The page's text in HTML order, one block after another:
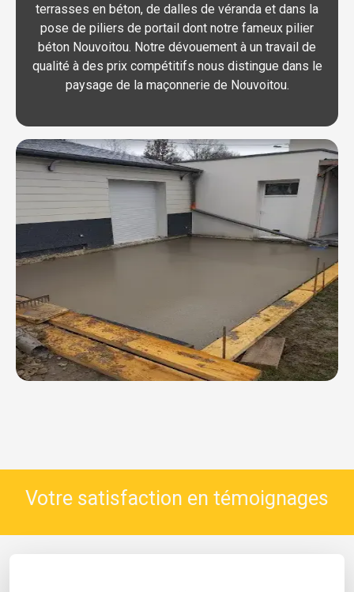
terrasses en béton, de dalles de véranda et dans la
pose de piliers de portail dont notre fameux pilier
béton Nouvoitou. Notre dévouement à un travail de
qualité à des prix compétitifs nous distingue dans le
paysage de la maçonnerie de Nouvoitou.
Votre satisfaction en témoignages